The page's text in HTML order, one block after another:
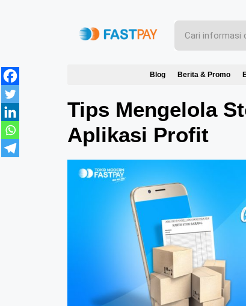
Blog Berita & Promo
Tips Mengelola
Aplikasi Profit